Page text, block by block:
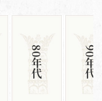
80年代 90年代